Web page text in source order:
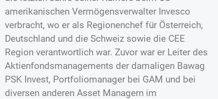
amerikanischen Vermögensverwalter Invesco
verbracht, wo er als Regionenchef für Österreich,
Deutschland und die Schweiz sowie die CEE
Region verantwortlich war. Zuvor war er Leiter des
Aktienfondsmanagements der damaligen Bawag
PSK Invest, Portfoliomanager bei GAM und bei
diversen anderen Asset Managern im